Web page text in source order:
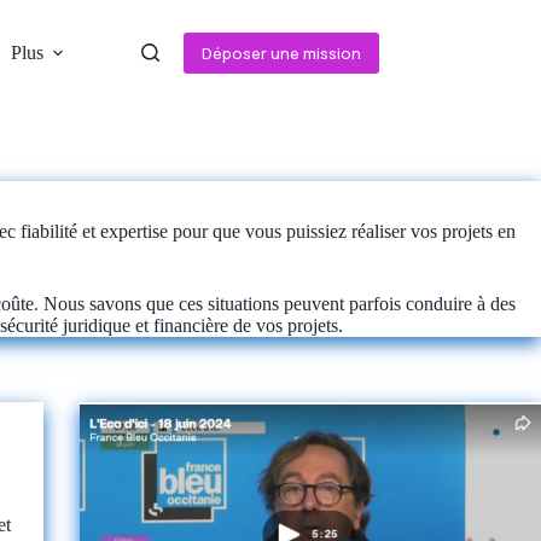
Plus Déposer une mission
fiabilité et expertise pour que vous puissiez réaliser vos projets en
Nous savons que ces situations peuvent parfois conduire à des
juridique et financière de vos projets.